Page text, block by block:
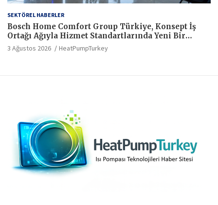
SEKTÖREL HABERLER
Bosch Home Comfort Group Türkiye, Konsept İş
Ortağı Ağıyla Hizmet Standartlarında Yeni Bir
Dönem Başlatıyor
3 Ağustos 2026 HeatPumpTurkey